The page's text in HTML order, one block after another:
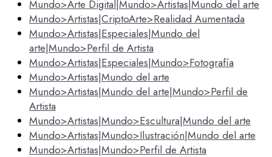
Mundo>Arte Digital|Mundo>Artistas|Mundo del arte
Mundo>Artistas|CriptoArte>Realidad Aumentada
Mundo>Artistas|Especiales|Mundo del
arte|Mundo>Perfil de Artista
Mundo>Artistas|Especiales|Mundo>Fotografía
Mundo>Artistas|Mundo del arte
Mundo>Artistas|Mundo del arte|Mundo>Perfil de
Artista
Mundo>Artistas|Mundo>Escultura|Mundo del arte
Mundo>Artistas|Mundo>Ilustración|Mundo del arte
Mundo>Artistas|Mundo>Perfil de Artista